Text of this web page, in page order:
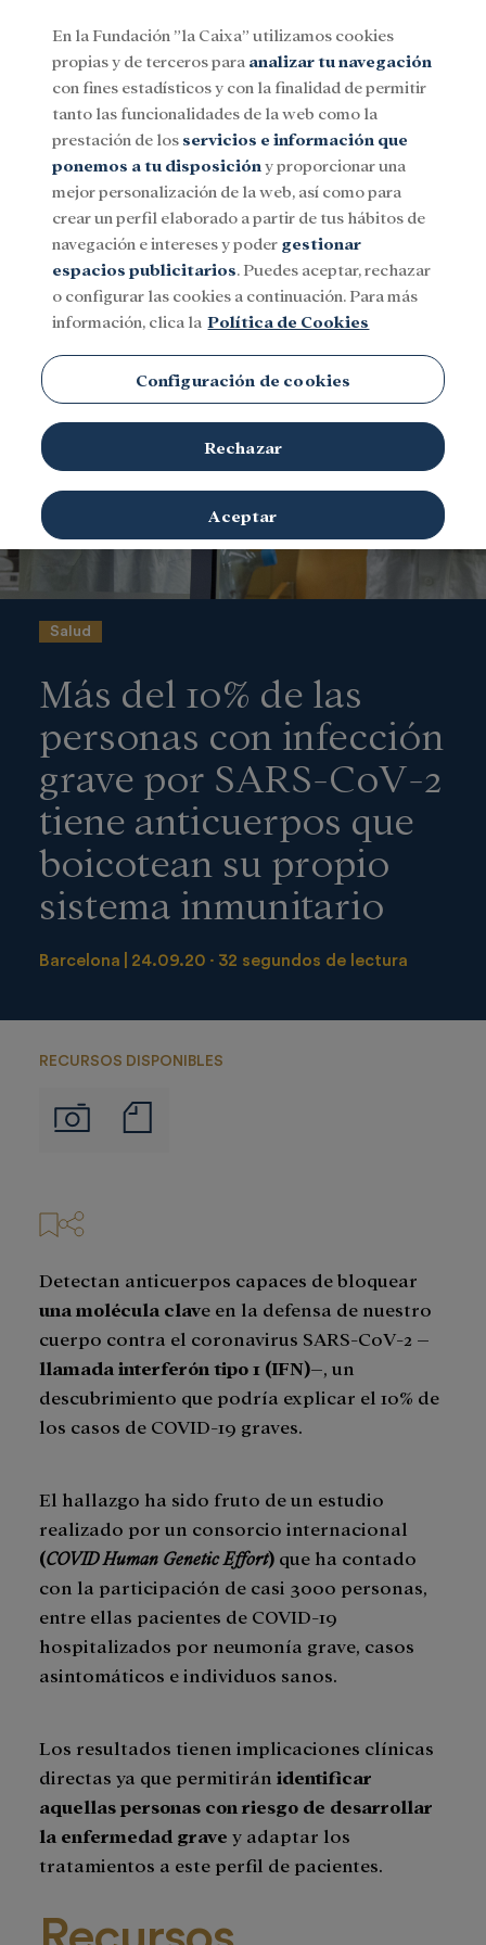
Menu
SocialInvestigación y becasCultura
Salud
Más del 10% de las
personas con infección
grave por SARS-CoV-2
tiene anticuerpos que
boicotean su propio
sistema inmunitario
Barcelona 24.09.20 32 segundos de lectura
RECURSOS DISPONIBLES
Imágenes
de
Detectan anticuerpos capaces de bloquear
una molécula clave en la defensa de nuestro
cuerpo contra el coronavirus SARS-CoV-2 –
llamada interferón tipo 1 (IFN)–, un
descubrimiento que podría explicar el 10% de
los casos de COVID-19 graves.
El hallazgo ha sido fruto de un estudio
realizado por un consorcio internacional
(COVID Human Genetic Effort) que ha contado
con la participación de casi 3000 personas,
entre ellas pacientes de COVID-19
hospitalizados por neumonía grave, casos
asintomáticos e individuos sanos.
Los resultados tienen implicaciones clínicas
directas ya que permitirán identificar
aquellas personas con riesgo de desarrollar
la enfermedad grave y adaptar los
tratamientos a este perfil de pacientes.
En la Fundación ”la Caixa” utilizamos cookies
propias y de terceros para analizar tu navegación
con fines estadísticos y con la finalidad de permitir
tanto las funcionalidades de la web como la
prestación de los servicios e información que
ponemos a tu disposición y proporcionar una
mejor personalización de la web, así como para
crear un perfil elaborado a partir de tus hábitos de
navegación e intereses y poder gestionar
espacios publicitarios. Puedes aceptar, rechazar
o configurar las cookies a continuación. Para más
información, clica la Política de Cookies
Configuración de cookies
Rechazar
Aceptar